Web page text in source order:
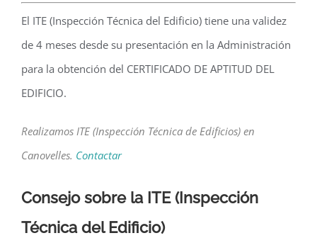
El ITE (Inspección Técnica del Edificio) tiene una validez
de 4 meses desde su presentación en la Administración
para la obtención del CERTIFICADO DE APTITUD DEL
EDIFICIO.
Realizamos ITE (Inspección Técnica de Edificios) en
Canovelles. Contactar
Consejo sobre la ITE (Inspección
Técnica del Edificio)